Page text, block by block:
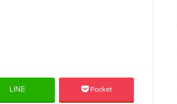
LINE Pocket